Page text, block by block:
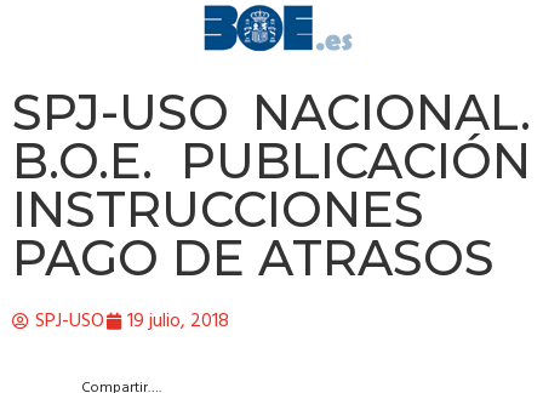
SPJ-USO NACIONAL.
B.O.E. PUBLICACIÓN
INSTRUCCIONES
PAGO DE ATRASOS
SPJ-USO 19 julio, 2018
Compartir….